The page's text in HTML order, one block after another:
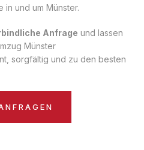
in und um Münster.
Anfrage und lassen
Münster
sorgfältig und zu den besten